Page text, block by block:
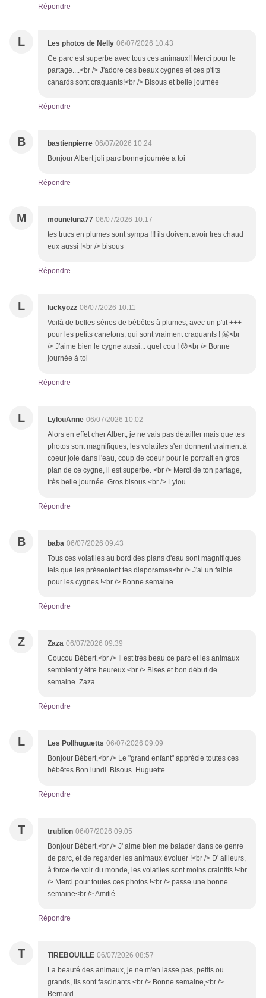
Répondre
L Les photos de Nelly 06/07/2026 10:43
Ce parc est superbe avec tous ces animaux!! Merci pour le
partage....<br /> J'adore ces beaux cygnes et ces p'tits
canards sont craquants!<br /> Bisous et belle journée
Répondre
B bastienpierre 06/07/2026 10:24
Bonjour Albert joli parc bonne journée a toi
Répondre
M mouneluna77 06/07/2026 10:17
tes trucs en plumes sont sympa !!! ils doivent avoir tres chaud
eux aussi !<br /> bisous
Répondre
L luckyozz 06/07/2026 10:11
Voilà de belles séries de bébêtes à plumes, avec un p'tit +++
pour les petits canetons, qui sont vraiment craquants ! 🤗<br
/> J'aime bien le cygne aussi... quel cou ! 😯<br /> Bonne
journée à toi
Répondre
L LylouAnne 06/07/2026 10:02
Alors en effet cher Albert, je ne vais pas détailler mais que tes
photos sont magnifiques, les volatiles s'en donnent vraiment à
coeur joie dans l'eau, coup de coeur pour le portrait en gros
plan de ce cygne, il est superbe. <br /> Merci de ton partage,
très belle journée. Gros bisous.<br /> Lylou
Répondre
B baba 06/07/2026 09:43
Tous ces volatiles au bord des plans d'eau sont magnifiques
tels que les présentent tes diaporamas<br /> J'ai un faible
pour les cygnes !<br /> Bonne semaine
Répondre
Z Zaza 06/07/2026 09:39
Coucou Bébert.<br /> Il est très beau ce parc et les animaux
semblent y être heureux.<br /> Bises et bon début de
semaine. Zaza.
Répondre
L Les Pollhuguetts 06/07/2026 09:09
Bonjour Bébert,<br /> Le "grand enfant" apprécie toutes ces
bébêtes Bon lundi. Bisous. Huguette
Répondre
T trublion 06/07/2026 09:05
Bonjour Bébert,<br /> J' aime bien me balader dans ce genre
de parc, et de regarder les animaux évoluer !<br /> D' ailleurs,
à force de voir du monde, les volatiles sont moins craintifs !<br
/> Merci pour toutes ces photos !<br /> passe une bonne
semaine<br /> Amitié
Répondre
T TIREBOUILLE 06/07/2026 08:57
La beauté des animaux, je ne m'en lasse pas, petits ou
grands, ils sont fascinants.<br /> Bonne semaine,<br />
Bernard